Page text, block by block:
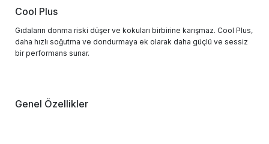
Cool Plus
Gıdaların donma riski düşer ve kokuları birbirine karışmaz. Cool Plus,
daha hızlı soğutma ve dondurmaya ek olarak daha güçlü ve sessiz
bir performans sunar.
Genel Özellikler